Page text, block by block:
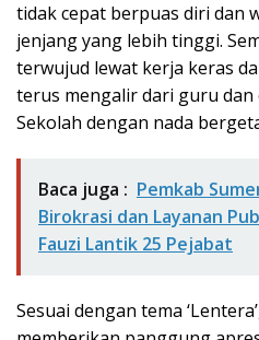
tidak cepat berpuas diri dan
jenjang yang lebih tinggi.
terwujud lewat kerja keras
terus mengalir dari guru dan
Sekolah dengan nada
Baca juga : Pemkab
Birokrasi dan Layanan
Fauzi Lantik 25 Pejabat
Sesuai dengan tema